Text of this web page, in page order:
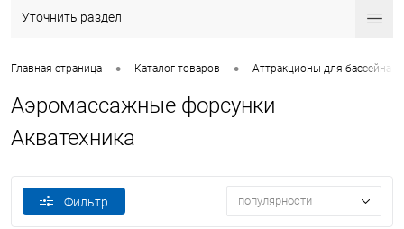
Уточнить раздел
Главная страница • Каталог товаров • Аттракционы для бассейна
Аэромассажные форсунки
Акватехника
Фильтр популярности